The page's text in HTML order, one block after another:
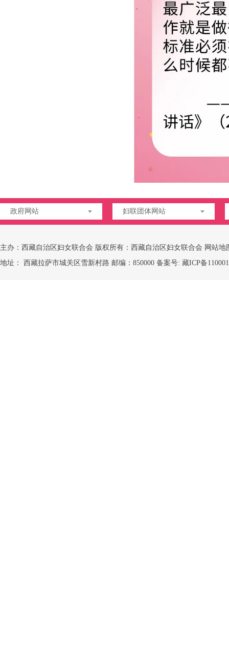
政府网站 妇联团体网站
主办：西藏自治区妇女联合会 版权所有：西藏自治区妇女联合会 网站地
地址： 西藏拉萨市城关区雪新村路 邮编：850000 备案号: 藏ICP备